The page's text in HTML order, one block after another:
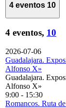
4 eventos 10
4 eventos, 10
2026-07-06
Guadalajara.
Alfonso X»
Guadalajara.
Alfonso X»
9:00 - 15:30
Romancos. Ruta